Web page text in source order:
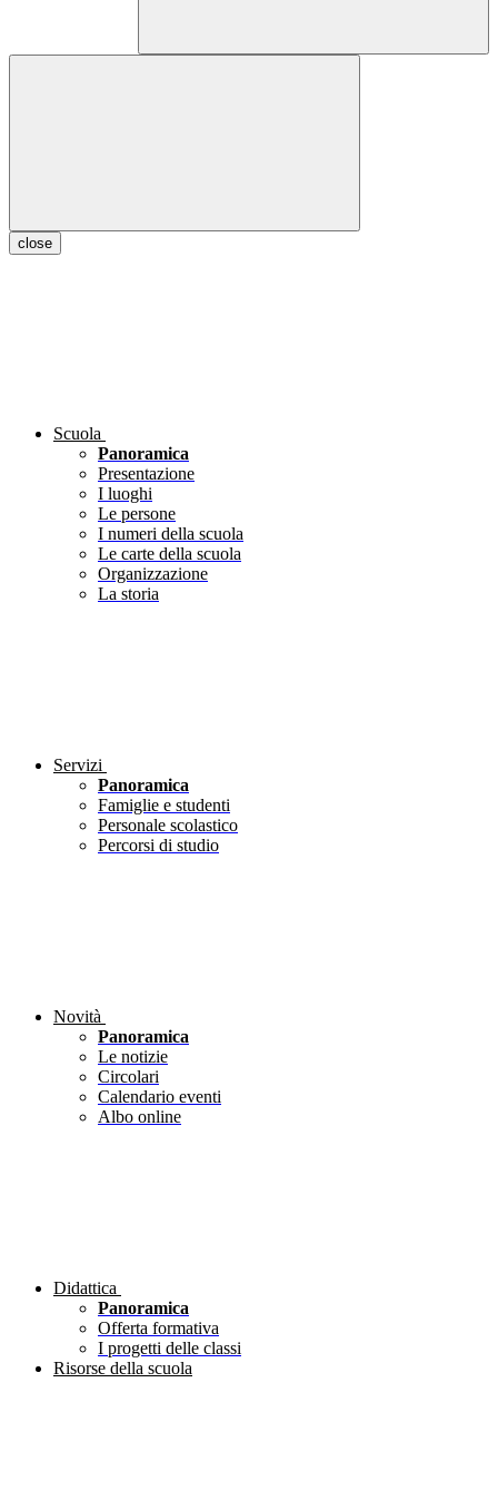
close
Scuola
Panoramica
Presentazione
I luoghi
Le persone
I numeri della scuola
Le carte della scuola
Organizzazione
La storia
Servizi
Panoramica
Famiglie e studenti
Personale scolastico
Percorsi di studio
Novità
Panoramica
Le notizie
Circolari
Calendario eventi
Albo online
Didattica
Panoramica
Offerta formativa
I progetti delle classi
Risorse della scuola